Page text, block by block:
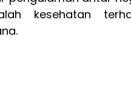
kesehatan